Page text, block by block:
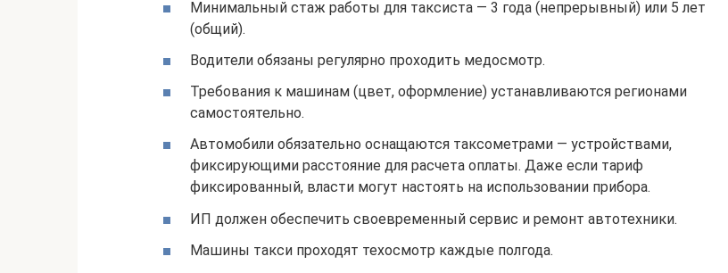
Минимальный стаж работы для таксиста — 3 года (непрерывный) или 5 лет
(общий).
Водители обязаны регулярно проходить медосмотр.
Требования к машинам (цвет, оформление) устанавливаются регионами
самостоятельно.
Автомобили обязательно оснащаются таксометрами — устройствами,
фиксирующими расстояние для расчета оплаты. Даже если тариф
фиксированный, власти могут настоять на использовании прибора.
ИП должен обеспечить своевременный сервис и ремонт автотехники.
Машины такси проходят техосмотр каждые полгода.